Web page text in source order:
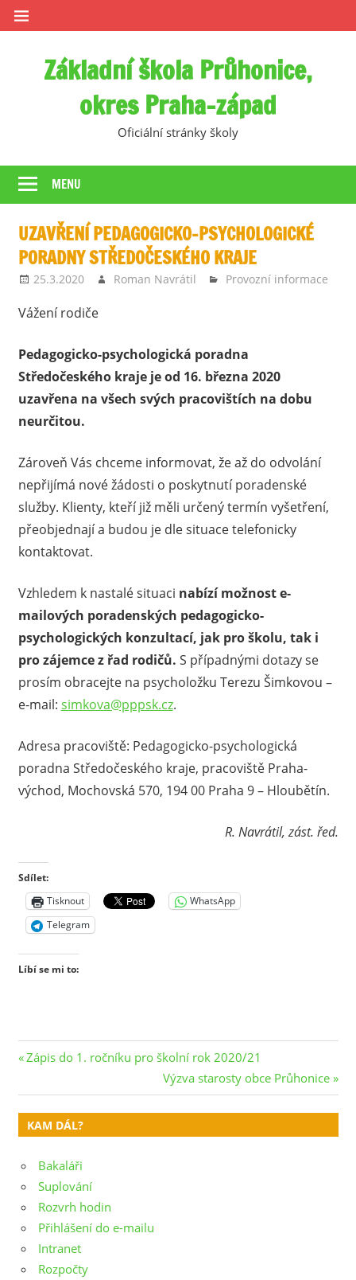
Skip
to
Základní škola Průhonice,
okres Praha-západ
Oficiální stránky školy
MENU
UZAVŘENÍ PEDAGOGICKO-PSYCHOLOGICKÉ
PORADNY STŘEDOČESKÉHO KRAJE
25.3.2020 Roman Navrátil Provozní informace
Vážení rodiče
Pedagogicko-psychologická poradna
Středočeského kraje je od 16. března 2020
uzavřena na všech svých pracovištích na dobu
neurčitou.
Zároveň Vás chceme informovat, že až do odvolání
nepřijímá nové žádosti o poskytnutí poradenské
služby. Klienty, kteří již měli určený termín vyšetření,
přeobjednají a budou je dle situace telefonicky
kontaktovat.
Vzhledem k nastalé situaci nabízí možnost e-
mailových poradenských pedagogicko-
psychologických konzultací, jak pro školu, tak i
pro zájemce z řad rodičů. S případnými dotazy se
prosím obracejte na psycholožku Terezu Šimkovou –
e-mail: simkova@pppsk.cz.
Adresa pracoviště: Pedagogicko-psychologická
poradna Středočeského kraje, pracoviště Praha-
východ, Mochovská 570, 194 00 Praha 9 – Hloubětín.
R. Navrátil, zást. řed.
Sdílet:
Tisknout
WhatsApp
Telegram
Líbí se mi to:
Navigace
pro
příspěvek
Previous
Zápis do 1. ročníku pro školní rok 2020/21
Next
Post:
Výzva starosty obce Průhonice
KAM DÁL?
Bakaláři
Suplování
Rozvrh hodin
Přihlášení do e-mailu
Intranet
Rozpočty